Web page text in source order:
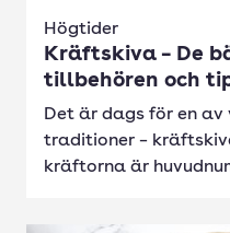
Högtider
Kräftskiva – De
tillbehören och
Det är dags för en
traditioner –
kräftorna är